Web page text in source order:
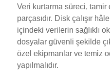
Veri kurtarma süreci, tamir
parçasıdır. Disk çalışır
içindeki verilerin sağlıklı
dosyalar güvenli şekilde
özel ekipmanlar ve temiz
yapılmalıdır.